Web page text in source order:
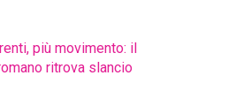
più movimento: il
ritrova slancio